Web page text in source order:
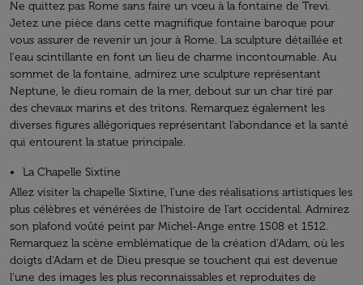
Ne quittez pas Rome sans faire un vœu à la fontaine de Trevi.
Jetez une pièce dans cette magnifique fontaine baroque pour
vous assurer de revenir un jour à Rome. La sculpture détaillée et
l'eau scintillante en font un lieu de charme incontournable. Au
sommet de la fontaine, admirez une sculpture représentant
Neptune, le dieu romain de la mer, debout sur un char tiré par
des chevaux marins et des tritons. Remarquez également les
diverses figures allégoriques représentant l'abondance et la santé
qui entourent la statue principale.
La Chapelle Sixtine
Allez visiter la chapelle Sixtine, l'une des réalisations artistiques les
plus célèbres et vénérées de l'histoire de l'art occidental. Admirez
son plafond voûté peint par Michel-Ange entre 1508 et 1512.
Remarquez la scène emblématique de la création d'Adam, où les
doigts d'Adam et de Dieu presque se touchent qui est devenue
l'une des images les plus reconnaissables et reproduites de